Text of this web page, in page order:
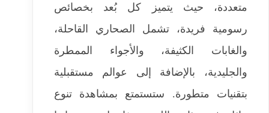
متعددة، حيث يتميز كل بُعد بخصائص
رسومية فريدة، تشمل الصحاري القاحلة،
والغابات الكثيفة، والأجواء الممطرة
والجليدية، بالإضافة إلى عوالم مستقبلية
بتقنيات متطورة. ستستمتع بمشاهدة تنوع